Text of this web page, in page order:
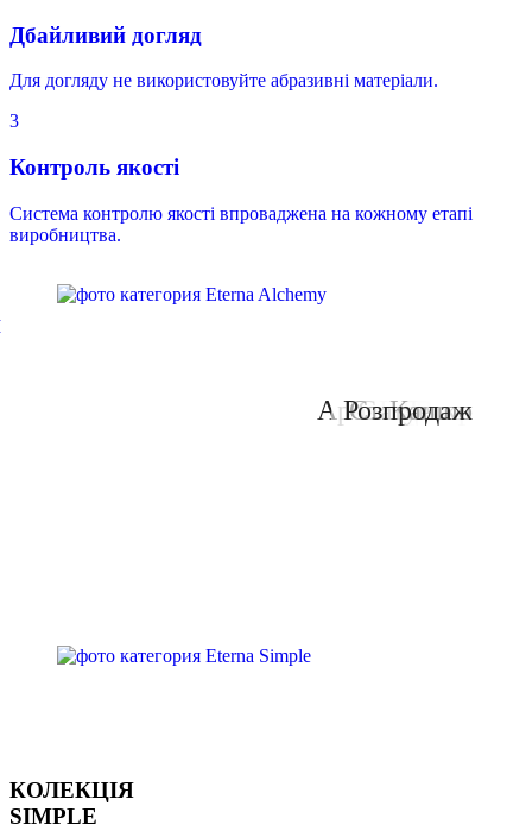
Дбайливий догляд
Для догляду не використовуйте абразивні матеріали.
3
Контроль якості
Система контролю якості впроваджена на кожному етапі
виробництва.
КОЛЕКЦІЯ
SIMPLE
Аромалампи
Вази
Горшки
Декор
Свічники
Статуетки
Кашпо
Розпродаж